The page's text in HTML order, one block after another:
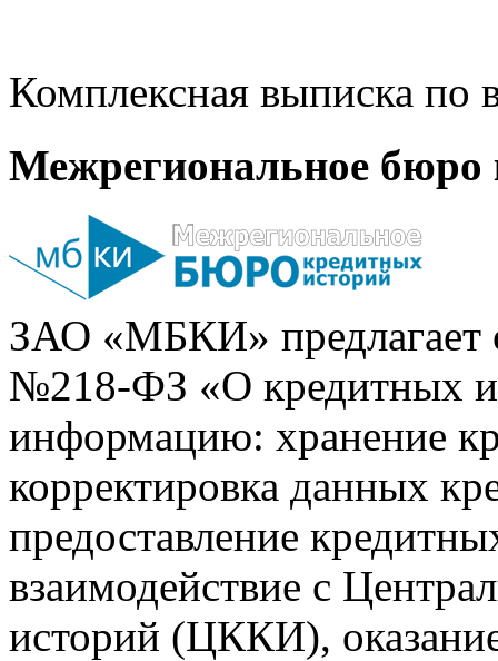
Комплексная выписка
Межрегиональное бюро
ЗАО «МБКИ» предлагает
№218-ФЗ «О кредитных
информацию: хранение
корректировка данных
предоставление
взаимодействие с
историй (ЦККИ),